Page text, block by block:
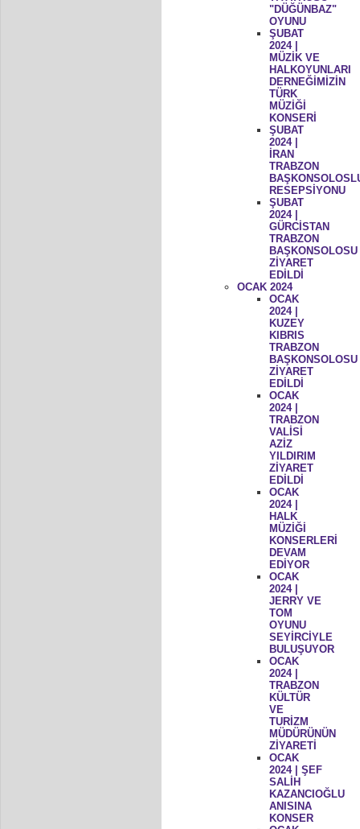
"DÜĞÜNBAZ"
OYUNU
ŞUBAT
2024 |
MÜZİK VE
HALKOYUNLARI
DERNEĞİMİZİN
TÜRK
MÜZİĞİ
KONSERİ
ŞUBAT
2024 |
İRAN
TRABZON
RESEPSİYONU
ŞUBAT
2024 |
GÜRCİSTAN
TRABZON
BAŞKONSOLOSU
ZİYARET
EDİLDİ
OCAK 2024
OCAK
2024 |
KUZEY
KIBRIS
TRABZON
BAŞKONSOLOSU
ZİYARET
EDİLDİ
OCAK
2024 |
TRABZON
VALİSİ
AZİZ
YILDIRIM
ZİYARET
EDİLDİ
OCAK
2024 |
HALK
MÜZİĞİ
KONSERLERİ
DEVAM
EDİYOR
OCAK
2024 |
JERRY VE
TOM
OYUNU
SEYİRCİYLE
BULUŞUYOR
OCAK
2024 |
TRABZON
KÜLTÜR
VE
TURİZM
MÜDÜRÜNÜN
ZİYARETİ
OCAK
2024 | ŞEF
SALİH
KAZANCIOĞLU
ANISINA
KONSER